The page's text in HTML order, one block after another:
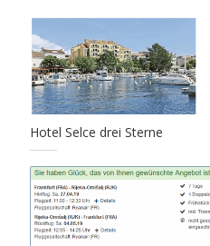
Hotel Selce drei Sterne